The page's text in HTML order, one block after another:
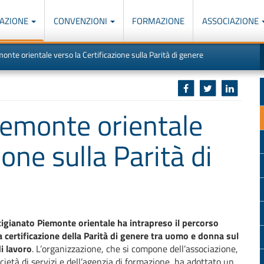
CONVENZIONI FORMAZIONE ASSOCIAZIONE
orientale verso la Certificazione sulla Parità di genere
orientale
sulla Parità di
Piemonte orientale ha intrapreso il percorso
certificazione della Parità di genere tra uomo e donna sul
lavoro. L’organizzazione, che si compone dell’associazione,